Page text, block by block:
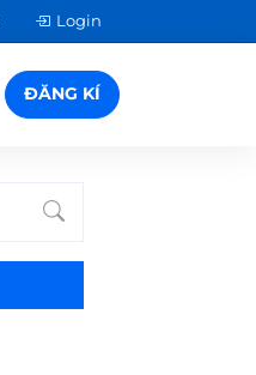
Login
ĐĂNG KÍ